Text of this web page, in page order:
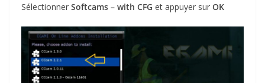
Sélectionner Softcams – with CFG et appuyer sur OK